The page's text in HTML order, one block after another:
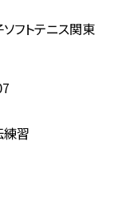
ソフトテニス関東
練習